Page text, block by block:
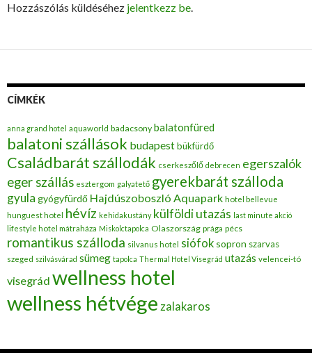
Hozzászólás küldéséhez jelentkezz be.
CÍMKÉK
anna grand hotel aquaworld badacsony balatonfüred
balatoni szállások budapestbükfürdő
Családbarát szállodák cserkeszőlő debrecen egerszalók
eger szállás esztergom galyatető gyerekbarát szálloda
gyula gyógyfürdő Hajdúszoboszló Aquapark hotel bellevue
hunguest hotel
hévíz kehidakustány külföldi utazás last minute akció
lifestyle hotel mátraháza Miskolctapolca Olaszország prága pécs
romantikus szálloda silvanus hotel siófok sopron szarvas
szeged szilvásvárad sümeg tapolca Thermal Hotel Visegrád utazás velencei-tó
visegrád wellness hotel
wellness hétvége zalakaros